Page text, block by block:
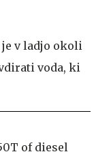
v ladjo okoli
voda, ki
of diesel